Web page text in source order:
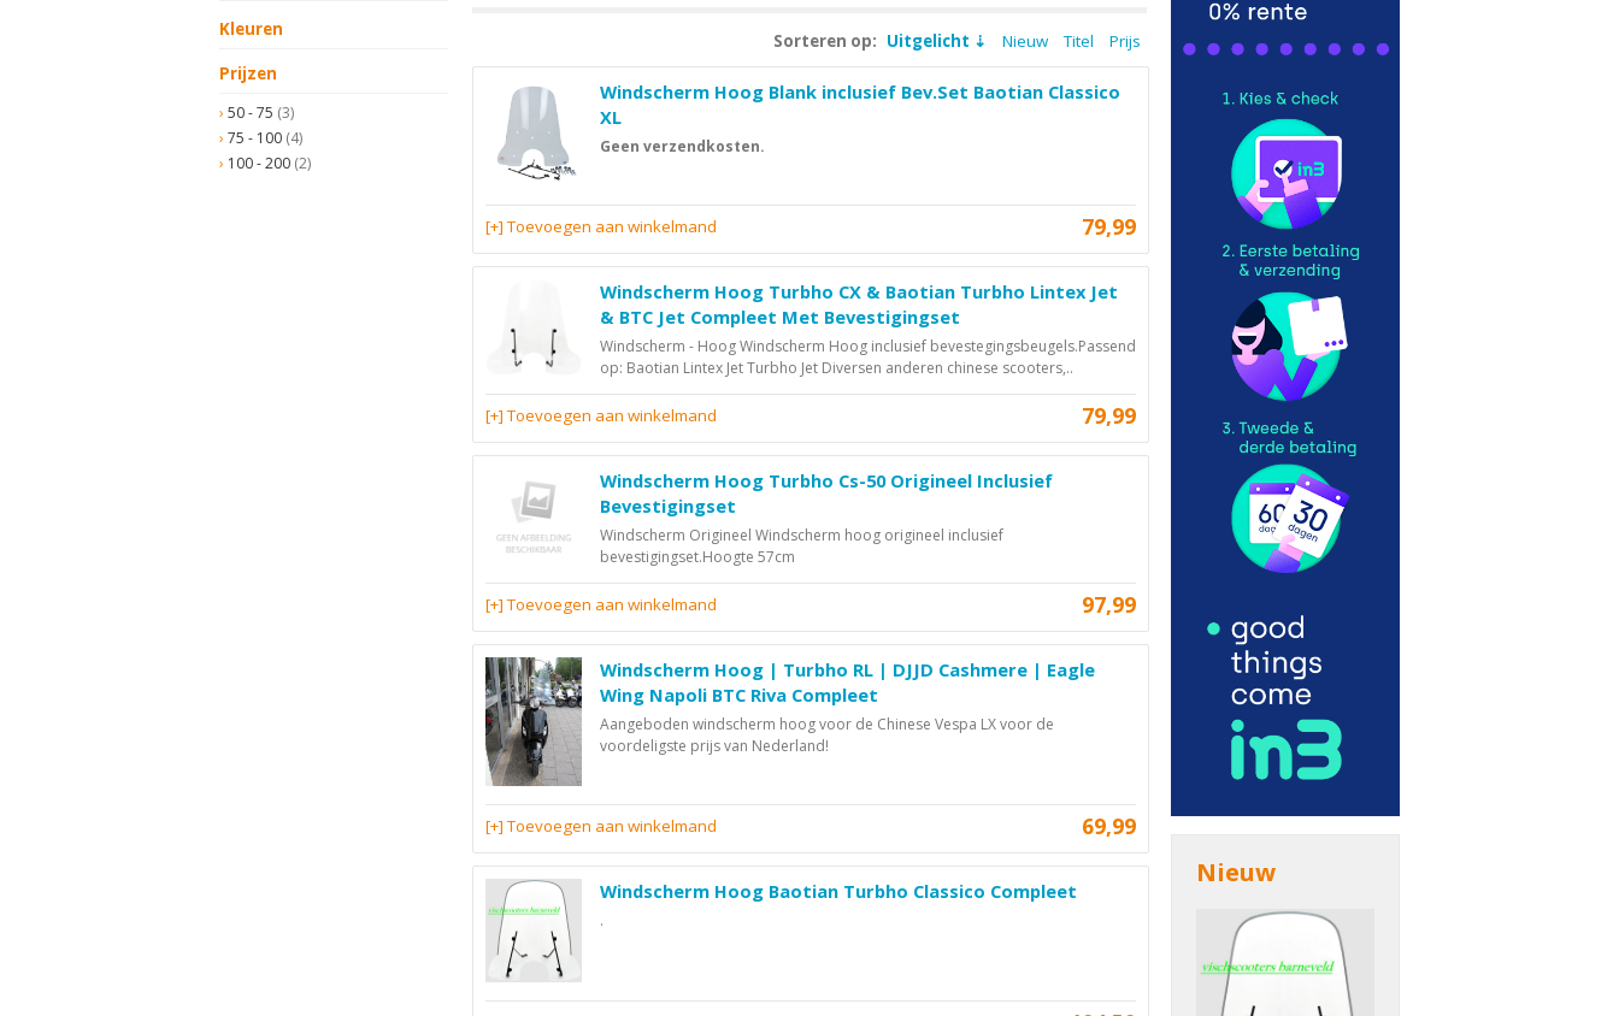
Kleuren
Prijzen
50 - 75 (3)
75 - 100 (4)
100 - 200 (2)
Sorteren op: Uitgelicht Nieuw Titel Prijs
Windscherm Hoog Blank inclusief Bev.Set Baotian Classico
XL
Geen verzendkosten.
79,99
[+] Toevoegen aan winkelmand
Windscherm Hoog Turbho CX & Baotian Turbho Lintex Jet
& BTC Jet Compleet Met Bevestigingset
Windscherm - Hoog Windscherm Hoog inclusief bevestegingsbeugels.Passend
op: Baotian Lintex Jet Turbho Jet Diversen anderen chinese scooters,..
79,99
[+] Toevoegen aan winkelmand
Windscherm Hoog Turbho Cs-50 Origineel Inclusief
Bevestigingset
Windscherm Origineel Windscherm hoog origineel inclusief
bevestigingset.Hoogte 57cm
97,99
[+] Toevoegen aan winkelmand
Windscherm Hoog | Turbho RL | DJJD Cashmere | Eagle
Wing Napoli BTC Riva Compleet
Aangeboden windscherm hoog voor de Chinese Vespa LX voor de
voordeligste prijs van Nederland!
69,99
[+] Toevoegen aan winkelmand
Windscherm Hoog Baotian Turbho Classico Compleet
.
Nieuw